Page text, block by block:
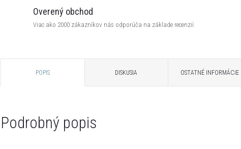
Overený obchod
Viac ako 2000 zákazníkov nás odporúča na základe recenzií
POPIS DISKUSIA OSTATNÉ INFORMÁCIE
Podrobný popis